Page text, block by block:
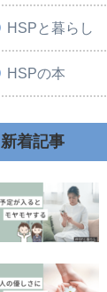
HSPと暮らし
HSPの本
新着記事